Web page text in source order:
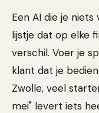
Een AI die je
lijstje dat op elke
verschil. Voer je
klant dat je
Zwolle, veel
mei" levert iets